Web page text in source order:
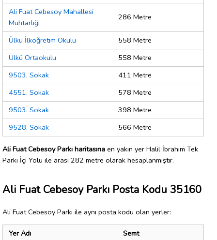
Ali Fuat Cebesoy Mahallesi
Muhtarlığı
286 Metre
Ülkü İlköğretim Okulu
558 Metre
Ülkü Ortaokulu
558 Metre
9503. Sokak
411 Metre
4551. Sokak
578 Metre
9503. Sokak
398 Metre
9528. Sokak
566 Metre
Ali Fuat Cebesoy Parkı haritasına en yakın yer Halil İbrahim Tek
Parkı İçi Yolu ile arası 282 metre olarak hesaplanmıştır.
Ali Fuat Cebesoy Parkı Posta Kodu 35160
Ali Fuat Cebesoy Parkı ile aynı posta kodu olan yerler:
Yer Adı
Semt